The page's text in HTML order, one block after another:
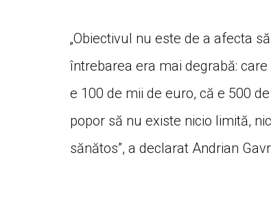
„Obiectivul nu este de a afecta
întrebarea era mai degrabă:
e 100 de mii de euro, că e 500
popor să nu existe nicio limită,
sănătos”, a declarat Andrian